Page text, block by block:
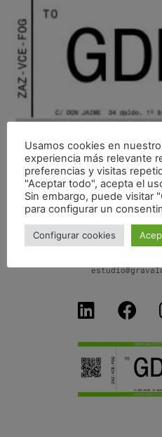
ESCUELA INFANTIL CASCO
C/ Don Jaime I,
50001
Usamos cookies en
experiencia más relevante
preferencias y visitas
"Aceptar todo", acepta el
Sin embargo, puede visitar
para configurar un
Configurar cookies